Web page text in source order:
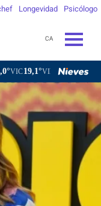
Longevidad Psicólogo
CA
DEL PENEDÈS